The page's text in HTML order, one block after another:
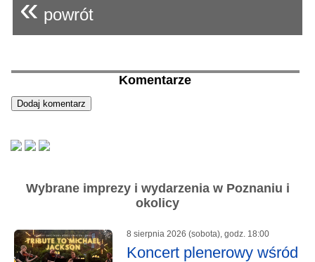
« powrót
Komentarze
Wybrane imprezy i wydarzenia w Poznaniu i
okolicy
8 sierpnia 2026 (sobota), godz. 18:00
Koncert plenerowy wśród